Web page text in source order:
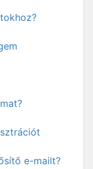
e-mailt?